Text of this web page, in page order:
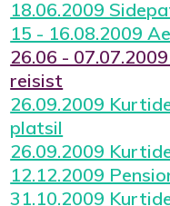
18.06.2009
15 - 16.08.2009
26.06 -
reisist
26.09.2009
platsil
26.09.2009
12.12.2009
31.10.2009